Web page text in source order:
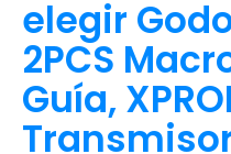
elegir
2PCS
Guía,